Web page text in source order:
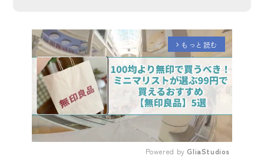
arrow_forward_ios もっと読む
Powered by GliaStudios